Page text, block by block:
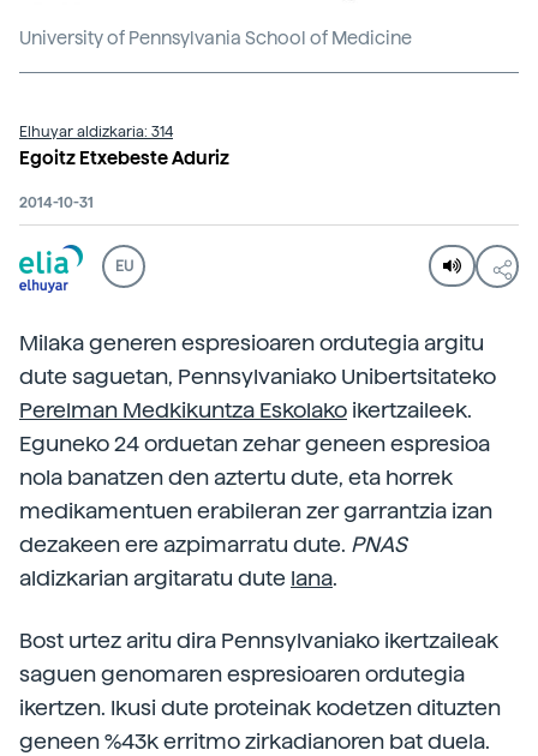
University of Pennsylvania School of Medicine
Elhuyar aldizkaria: 314
Egoitz Etxebeste Aduriz
2014-10-31
EU
Milaka generen espresioaren ordutegia argitu
dute saguetan, Pennsylvaniako Unibertsitateko
Perelman Medkikuntza Eskolako ikertzaileek.
Eguneko 24 orduetan zehar geneen espresioa
nola banatzen den aztertu dute, eta horrek
medikamentuen erabileran zer garrantzia izan
dezakeen ere azpimarratu dute. PNAS
aldizkarian argitaratu dute lana.
Bost urtez aritu dira Pennsylvaniako ikertzaileak
saguen genomaren espresioaren ordutegia
ikertzen. Ikusi dute proteinak kodetzen dituzten
geneen %43k erritmo zirkadianoren bat duela.